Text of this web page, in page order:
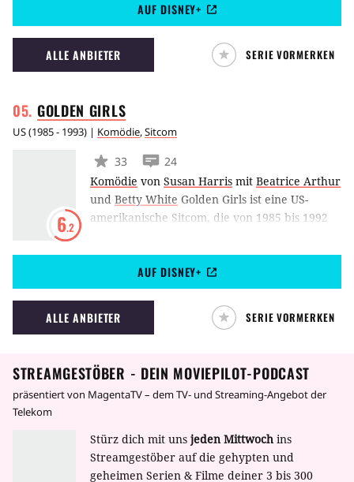
irgendwann flohen die Gummibären übers
Meer und ließen nur eine kleine Kolonie
zurück, damit man für eine mögliche
Rückkehr eines Tages eine Anlaufstelle hätte.
ein Medaillon auftauchte, das die Geschichte
als wahr bewies.
AUF DISNEY+
ALLE ANBIETER SERIE VORMERKEN
GOLDEN GIRLS
US(1985 - 1993) | Komödie,Sitcom
6.2
33
24
Komödie von Susan Harris mit Beatrice Arthur
und Betty White Golden Girls ist eine US-
amerikanische Sitcom, die von 1985 bis 1992
die Serie von Susan Harris. Im Mittelpunkt der
Geschichte befindet sich eine chaotische WG,
die sich aus Dorothy, Rose, Blanche und Sophia
zusammensetzt. Im Lauf der einzelnen
Episoden werden die unterschiedlichsten
Unergründlichkeit der Liebe bis hin zu
gesellschaftlichen Problemen.
AUF DISNEY+
ALLE ANBIETER SERIE VORMERKEN
STREAMGESTÖBER - DEIN MOVIEPILOT-PODCAST
präsentiert von MagentaTV – dem TV- und Streaming-Angebot der
Telekom
Stürz dich mit uns jeden Mittwoch ins
Streamgestöber auf die gehypten und
geheimen Serien & Filme deiner 3 bis 300